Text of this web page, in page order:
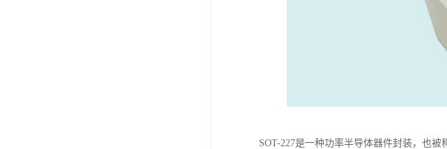
SOT-227是一种功率半导体器件封装，也